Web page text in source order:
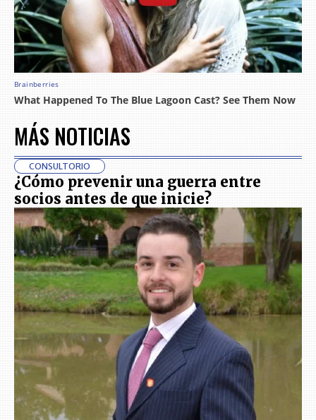
MÁS NOTICIAS
CONSULTORIO
¿Cómo prevenir una guerra entre
socios antes de que inicie?